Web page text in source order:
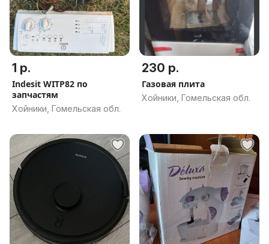
1 р.
Indesit WITP82 по
запчастям
Хойники, Гомельская обл.
230 р.
Газовая плита
Хойники, Гомельская обл.